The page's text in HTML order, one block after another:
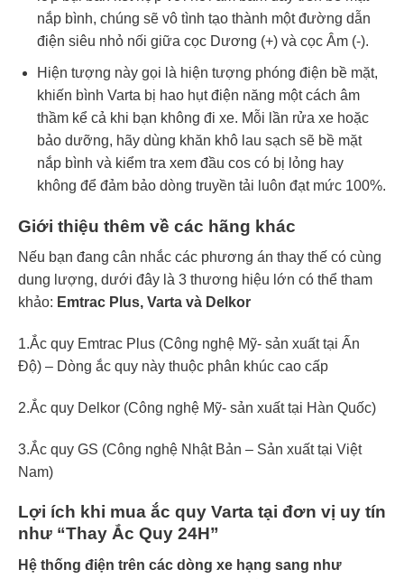
nắp bình, chúng sẽ vô tình tạo thành một đường dẫn
điện siêu nhỏ nối giữa cọc Dương (+) và cọc Âm (-).
Hiện tượng này gọi là hiện tượng phóng điện bề mặt,
khiến bình Varta bị hao hụt điện năng một cách âm
thầm kể cả khi bạn không đi xe. Mỗi lần rửa xe hoặc
bảo dưỡng, hãy dùng khăn khô lau sạch sẽ bề mặt
nắp bình và kiểm tra xem đầu cos có bị lỏng hay
không để đảm bảo dòng truyền tải luôn đạt mức 100%.
Giới thiệu thêm về các hãng khác
Nếu bạn đang cân nhắc các phương án thay thế có cùng
dung lượng, dưới đây là 3 thương hiệu lớn có thể tham
khảo: Emtrac Plus, Varta và Delkor
1.Ắc quy Emtrac Plus (Công nghệ Mỹ- sản xuất tại Ấn
Độ) – Dòng ắc quy này thuộc phân khúc cao cấp
2.Ắc quy Delkor (Công nghệ Mỹ- sản xuất tại Hàn Quốc)
3.Ắc quy GS (Công nghệ Nhật Bản – Sản xuất tại Việt
Nam)
Lợi ích khi mua ắc quy Varta tại đơn vị uy tín
như “Thay Ắc Quy 24H”
Hệ thống điện trên các dòng xe hạng sang như